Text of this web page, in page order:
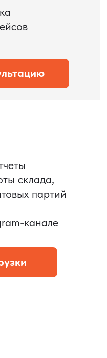
Условия: Тираж 5900 шт.
Магнитная зарядка 3в1.
15w.
Комплект: устройство +
провод Type C.